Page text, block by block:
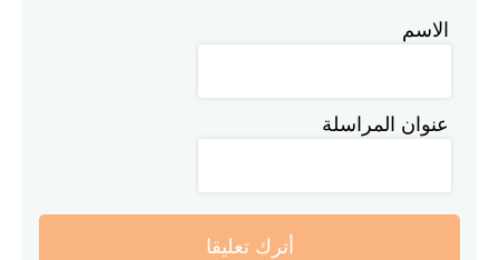
الاسم
عنوان المراسلة
أترك تعليقا